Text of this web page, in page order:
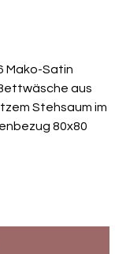
Mako-Satin
aus
Stehsaum im
80x80